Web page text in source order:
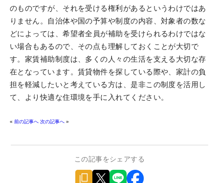
のものですが、それを受ける権利があるというわけではあ
りません。自治体や国の予算や制度の内容、対象者の数な
どによっては、希望者全員が補助を受けられるわけではな
い場合もあるので、その点も理解しておくことが大切で
す。家賃補助制度は、多くの人々の生活を支える大切な存
在となっています。賃貸物件を探している際や、家計の負
担を軽減したいと考えている方は、是非この制度を活用し
て、より快適な住環境を手に入れてください。
« 前の記事へ 次の記事へ »
この記事をシェアする